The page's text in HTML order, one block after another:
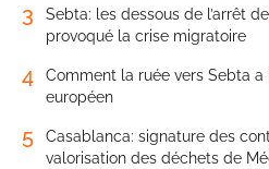
3
Sebta: les dessous de l’arrêt
provoqué la crise migratoire
4
Comment la ruée vers Sebta a
européen
5
Casablanca: signature des
valorisation des déchets de